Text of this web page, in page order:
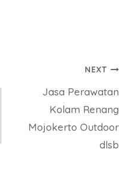
NEXT
Jasa Perawatan
Kolam Renang
Mojokerto Outdoor
dlsb